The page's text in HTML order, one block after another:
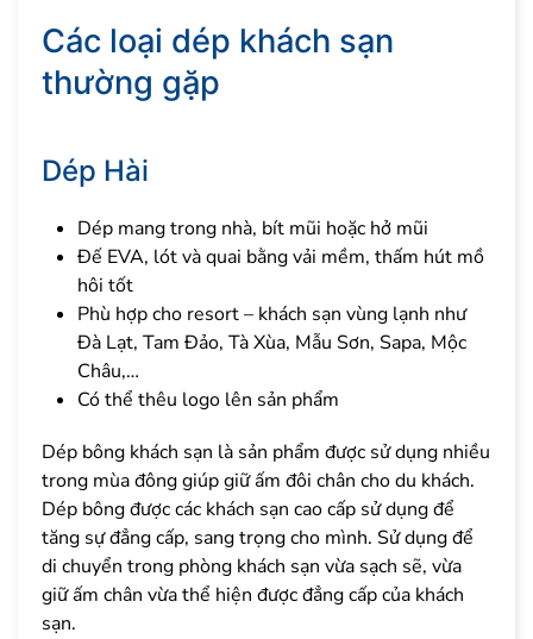
Các loại dép khách sạn
thường gặp
Dép Hài
Dép mang trong nhà, bít mũi hoặc hở mũi
Đế EVA, lót và quai bằng vải mềm, thấm hút mồ
hôi tốt
Phù hợp cho resort – khách sạn vùng lạnh như
Đà Lạt, Tam Đảo, Tà Xùa, Mẫu Sơn, Sapa, Mộc
Châu,…
Có thể thêu logo lên sản phẩm
Dép bông khách sạn là sản phẩm được sử dụng nhiều
trong mùa đông giúp giữ ấm đôi chân cho du khách.
Dép bông được các khách sạn cao cấp sử dụng để
tăng sự đẳng cấp, sang trọng cho mình. Sử dụng để
di chuyển trong phòng khách sạn vừa sạch sẽ, vừa
giữ ấm chân vừa thể hiện được đẳng cấp của khách
sạn.